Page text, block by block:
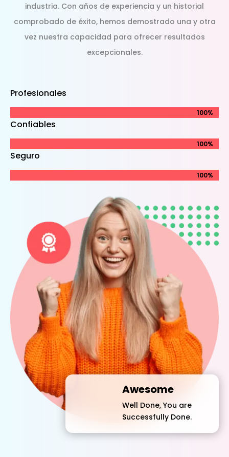
industria. Con años de experiencia y un historial
comprobado de éxito, hemos demostrado una y otra
vez nuestra capacidad para ofrecer resultados
excepcionales.
Profesionales
100%
100%
Confiables
100%
100%
Seguro
100%
100%
Awesome
Well Done, You are
Successfully Done.